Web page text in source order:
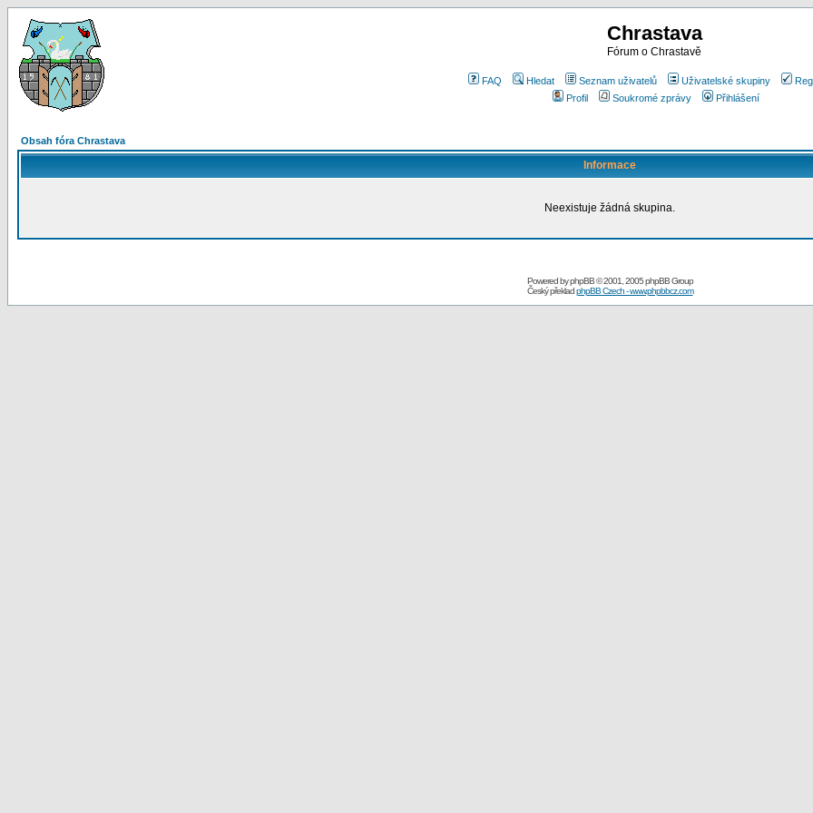
Chrastava
Fórum o Chrastavě
FAQ Hledat Seznam uživatelů Uživatelské skupiny
Profil
Soukromé zprávy Přihlášení
Obsah fóra Chrastava
Informace
Neexistuje žádná skupina.
Powered byphpBB© 2001, 2005 phpBB Group
Český překladphpBB Czech - www.phpbbcz.com